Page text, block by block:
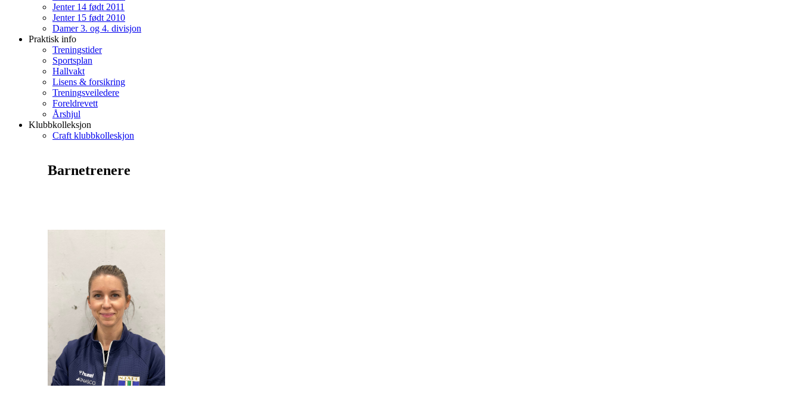
Jenter 14 født 2011
Jenter 15 født 2010
Damer 3. og 4. divisjon
Praktisk info
Treningstider
Sportsplan
Hallvakt
Lisens & forsikring
Treningsveiledere
Foreldrevett
Årshjul
Klubbkolleksjon
Craft klubbkolleskjon
Barnetrenere